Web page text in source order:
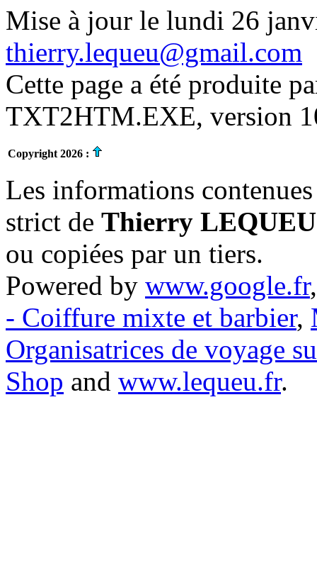
Mise à jour le lundi 26
thierry.lequeu@gmail.com
Cette page a été produite
TXT2HTM.EXE, version
Copyright 2026 :
Les informations
strict de Thierry LEQUEU
ou copiées par un tiers.
Powered by www.google.fr
- Coiffure mixte et barbier,
Organisatrices de voyage
Shop and www.lequeu.fr.